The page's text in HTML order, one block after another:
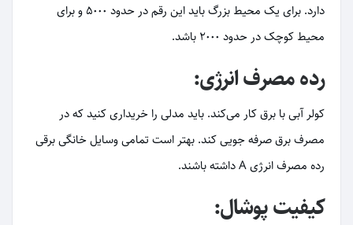
دارد. برای یک محیط بزرگ باید این رقم در حدود 5000 و برای
محیط کوچک در حدود 2000 باشد.
رده مصرف انرژی:
کولر آبی با برق کار می‌کند. باید مدلی را خریداری کنید که در
مصرف برق صرفه جویی کند. بهتر است تمامی وسایل خانگی برقی
رده مصرف انرژی A داشته باشند.
کیفیت پوشال: